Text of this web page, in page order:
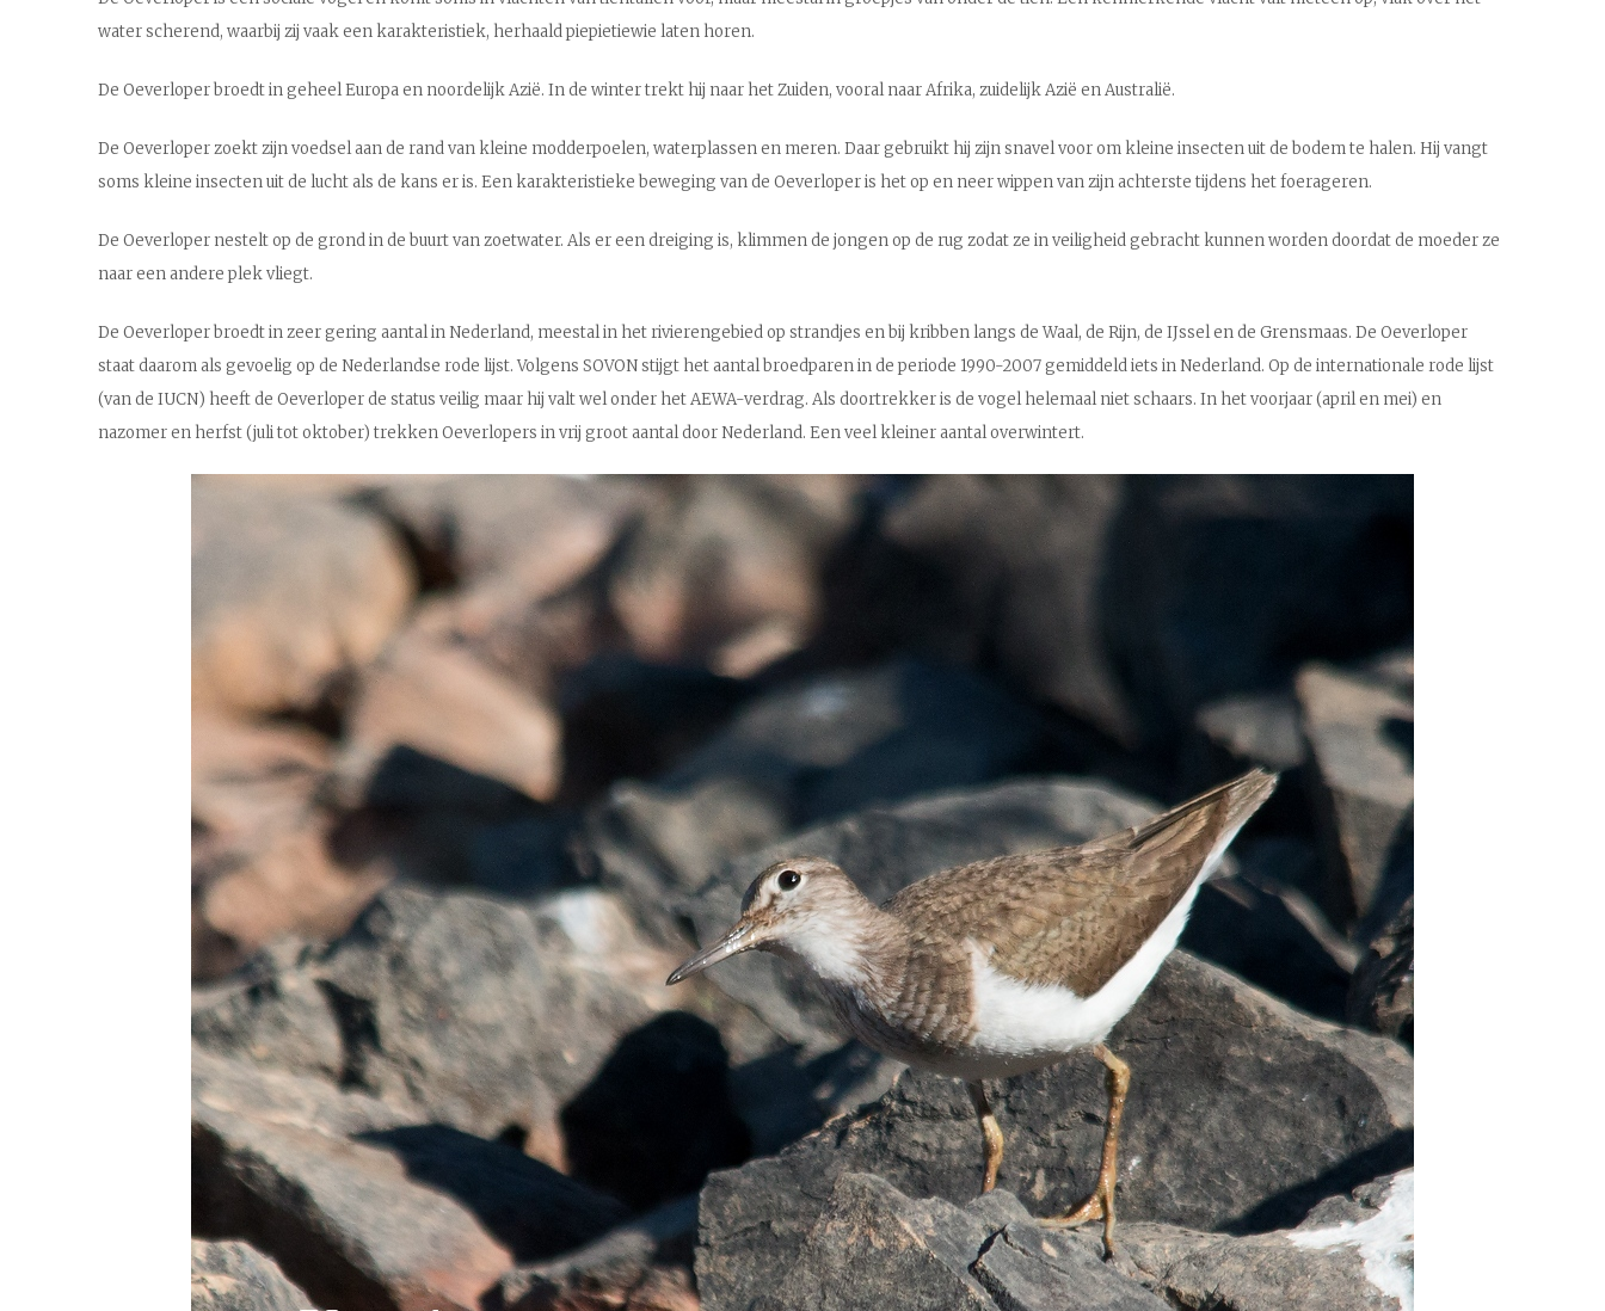
water scherend, waarbij zij vaak een karakteristiek, herhaald piepietiewie laten horen.
De Oeverloper broedt in geheel Europa en noordelijk Azië. In de winter trekt hij naar het Zuiden, vooral naar Afrika, zuidelijk Azië en Australië.
De Oeverloper zoekt zijn voedsel aan de rand van kleine modderpoelen, waterplassen en meren. Daar gebruikt hij zijn snavel voor om kleine insecten uit de bodem te halen. Hij vangt
soms kleine insecten uit de lucht als de kans er is. Een karakteristieke beweging van de Oeverloper is het op en neer wippen van zijn achterste tijdens het foerageren.
De Oeverloper nestelt op de grond in de buurt van zoetwater. Als er een dreiging is, klimmen de jongen op de rug zodat ze in veiligheid gebracht kunnen worden doordat de moeder ze
naar een andere plek vliegt.
De Oeverloper broedt in zeer gering aantal in Nederland, meestal in het rivierengebied op strandjes en bij kribben langs de Waal, de Rijn, de IJssel en de Grensmaas. De Oeverloper
staat daarom als gevoelig op de Nederlandse rode lijst. Volgens SOVON stijgt het aantal broedparen in de periode 1990-2007 gemiddeld iets in Nederland. Op de internationale rode lijst
(van de IUCN) heeft de Oeverloper de status veilig maar hij valt wel onder het AEWA-verdrag. Als doortrekker is de vogel helemaal niet schaars. In het voorjaar (april en mei) en
nazomer en herfst (juli tot oktober) trekken Oeverlopers in vrij groot aantal door Nederland. Een veel kleiner aantal overwintert.